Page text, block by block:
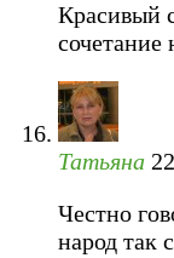
Красивый
Татьяна
Честно
народ так